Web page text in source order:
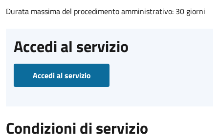
Durata massima del procedimento amministrativo: 30 giorni
Accedi al servizio
Accedi al servizio
Condizioni di servizio